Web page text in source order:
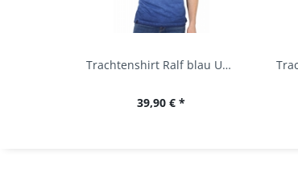
Trachtenshirt Ralf blau Used Look Krüger
39,90 € *